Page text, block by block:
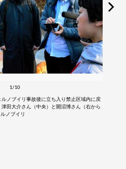
1/10
ルノブイリ事故後に立ち入り禁止区域内に戻
田大介さん（中央）と開沼博さん（右から
ノブイリ